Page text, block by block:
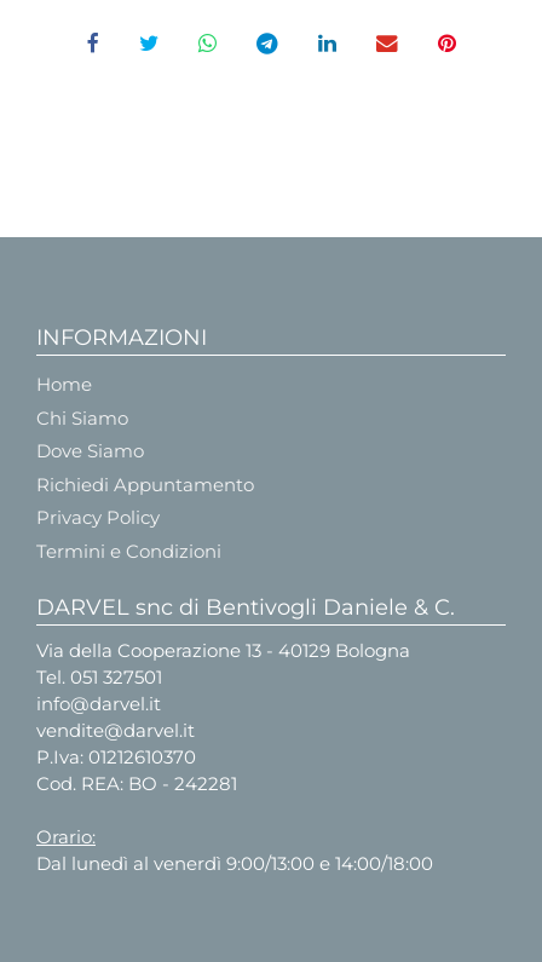
INFORMAZIONI
Home
Chi Siamo
Dove Siamo
Richiedi Appuntamento
Privacy Policy
Termini e Condizioni
DARVEL snc di Bentivogli Daniele & C.
Via della Cooperazione 13 - 40129 Bologna
Tel. 051 327501
info@darvel.it
vendite@darvel.it
P.Iva: 01212610370
Cod. REA: BO - 242281
Orario:
Dal lunedì al venerdì 9:00/13:00 e 14:00/18:00